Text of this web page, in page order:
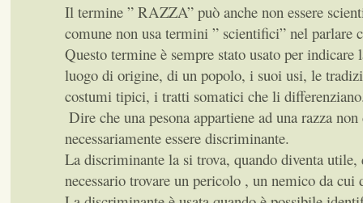
Il termine ” RAZZA” può anche non essere
comune non usa termini ” scientifici” nel parlare
Questo termine è sempre stato usato per indicare
luogo di origine, di un popolo, i suoi usi, le
costumi tipici, i tratti somatici che li
Dire che una pesona appartiene ad una razza non
necessariamente essere discriminante.
La discriminante la si trova, quando diventa utile,
necessario trovare un pericolo , un nemico da cui